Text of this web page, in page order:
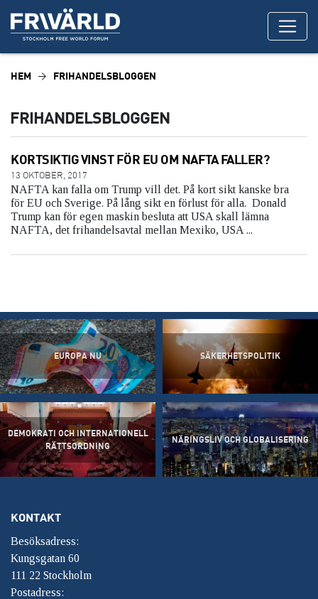
HEM FRIHANDELSBLOGGEN
FRIHANDELSBLOGGEN
KORTSIKTIG VINST FÖR EU OM NAFTA FALLER?
13 OKTOBER, 2017
NAFTA kan falla om Trump vill det. På kort sikt kanske bra
för EU och Sverige. På lång sikt en förlust för alla. Donald
Trump kan för egen maskin besluta att USA skall lämna
NAFTA, det frihandelsavtal mellan Mexiko, USA ...
EUROPA NU SÄKERHETSPOLITIK
DEMOKRATI OCH INTERNATIONELL
RÄTTSORDNING
NÄRINGSLIV OCH GLOBALISERING
KONTAKT
Besöksadress:
Kungsgatan 60
111 22 Stockholm
Postadress: